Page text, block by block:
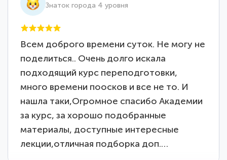
Знаток города 4 уровня
Всем доброго времени суток. Не могу не
поделиться.. Очень долго искала
подходящий курс переподготовки,
много времени поосков и все не то. И
нашла таки,Огромное спасибо Академии
за курс, за хорошо подобранные
материалы, доступные интересные
лекции,отличная подборка доп.…